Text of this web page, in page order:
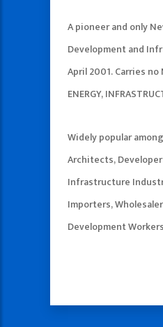
A pioneer and only
Development and
April 2001. Carries
ENERGY,
Widely popular
Architects,
Infrastructure
Importers,
Development